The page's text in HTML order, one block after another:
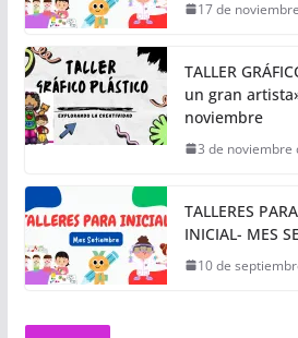
17 de
TALLER
un gran
noviembre
3 de noviembre
TALLERES
INICIAL- MES
10 de